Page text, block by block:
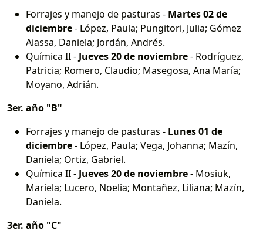
Forrajes y manejo de pasturas - Martes 02 de
diciembre- López, Paula; Pungitori, Julia; Gómez
Aiassa, Daniela; Jordán, Andrés.
Química II - Jueves 20 de noviembre- Rodríguez,
Patricia; Romero, Claudio; Masegosa, Ana María;
Moyano, Adrián.
3er. año "B"
Forrajes y manejo de pasturas - Lunes 01 de
diciembre- López, Paula; Vega, Johanna; Mazín,
Daniela; Ortiz, Gabriel.
Química II - Jueves 20 de noviembre- Mosiuk,
Mariela; Lucero, Noelia; Montañez, Liliana; Mazín,
Daniela.
3er. año "C"